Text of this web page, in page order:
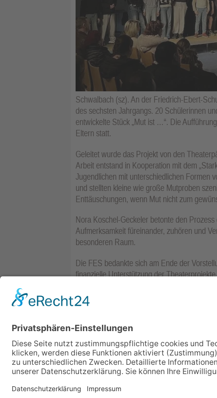
Schwalbach (sz). An der Friedrich-Ebert-
des sechsten Jahrgangs. 20 Schülerinnen
entwickelte Stück „Mut ist …“. Die
Eltern statt.
Geleitet wurde das Projekt von den
Arbeit entstand in Kooperation mit dem
Jugendlichen mit unterschiedlichen Formen
und stellten kleine wie große Mutproben
Enttäuschungen, wenn Mut nicht zum
Nora Koschel-Geckeler betonte den
Aufmerksamkeit füreinander, zuhören und
besonderen Raum.
Die FES bedankte sich am Ende der
finanzielle Unterstützung der
Die Aufführung des selbst entwickelten
der Friedrich-Ebert-Schule.Foto: FES